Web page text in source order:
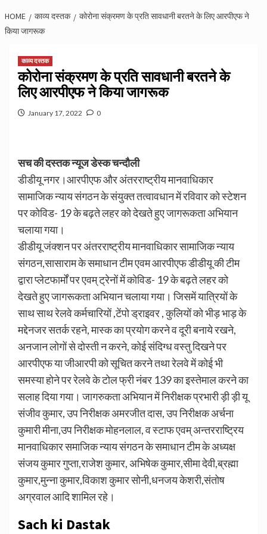
HOME काव्य दस्तक
कोरोना संक्रमण के प्रति सावधानी बरतने के लिए आरपीएफ ने
किया जागरूक
काव्य दस्तक
कोरोना संक्रमण के प्रति सावधानी बरतने के
लिए आरपीएफ ने किया जागरूक
January 17, 2022 0
सच की दस्तक न्यूज डेस्क चन्दौली
डीडीयू नगर।आरपीएफ और अंतरराष्ट्रीय मानवाधिकार
सामाजिक न्याय संगठन के संयुक्त तत्वावधान में रविवार को स्टेशन
पर कोविड- 19 के बढ़ते लहर को देखते हुए जागरूकता अभियान
चलाया गया।
डीडीयू जंक्शन पर अंतरराष्ट्रीय मानवाधिकार सामाजिक न्याय
संगठन,सासाराम के समाधान टीम एवम आरपीएफ डीडीयू की टीम
द्वारा प्लेटफार्मों पर एवम् ट्रेनों में कोविड- 19 के बढ़ते लहर को
देखते हुए जागरूकता अभियान चलाया गया। जिसमें यात्रियों के
साथ साथ रेलवे कर्मचारियों ,टेंपो ड्राइवर , कुलियों को भीड़ भाड़ के
मद्देनजर सतर्क रहने, मास्क का प्रयोग करने व दूरी बनाये रखने,
अनजान लोगों से दोस्ती न करने, कोई संदिग्ध वस्तु दिखने पर
आरपीएफ या जीआरपी को सूचित करने तथा रेलवे में कोई भी
समस्या होने पर रेलवे के टोल फ्री नंबर 139 का इस्तेमाल करने का
सलाह दिया गया। जागरुकता अभियान में निरीक्षक प्रभारी ड़ी ड़ी यू
संजीव कुमार, उप निरीक्षक अमरजीत दास, उप निरीक्षक अर्चना
कुमारी मीना,उप निरीक्षक मोहनलाल, व स्टाफ एवम् अन्तरराष्ट्रिय
मानवाधिकार समाजिक न्याय संगठन के समाधान टीम के अध्यक्ष
संजय कुमार गुप्ता,राजेश कुमार, अभिषेक कुमार,सीमा देवी,ब्रह्मा
कुमार,मुन्ना कुमार,विकाश कुमार सोनी,धनजय केशरी,संतोष
अग्रवाल आदि शामिल रहे।
Sach ki Dastak